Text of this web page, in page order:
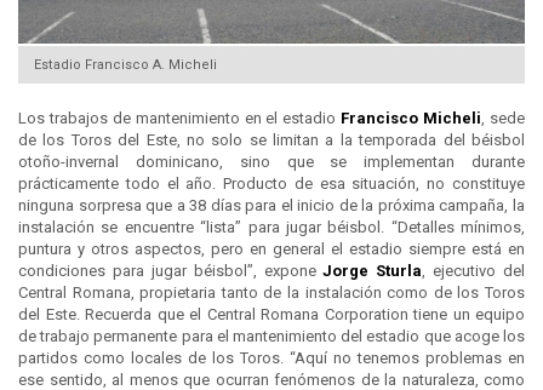
Estadio Francisco A. Micheli
Los trabajos de mantenimiento en el estadio Francisco Micheli , sede
de los Toros del Este, no solo se limitan a la temporada del béisbol
otoño-invernal dominicano, sino que se implementan durante
prácticamente todo el año. Producto de esa situación, no constituye
ninguna sorpresa que a 38 días para el inicio de la próxima campaña, la
instalación se encuentre “lista” para jugar béisbol. “Detalles mínimos,
puntura y otros aspectos, pero en general el estadio siempre está en
condiciones para jugar béisbol”, exponeJorge Sturla , ejecutivo del
Central Romana, propietaria tanto de la instalación como de los Toros
del Este. Recuerda que el Central Romana Corporation tiene un equipo
de trabajo permanente para el mantenimiento del estadio que acoge los
partidos como locales de los Toros. “Aquí no tenemos problemas en
ese sentido, al menos que ocurran fenómenos de la naturaleza, como